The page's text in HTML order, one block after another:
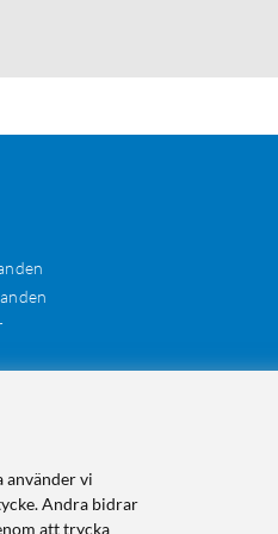
använder vi
Andra bidrar
att trycka